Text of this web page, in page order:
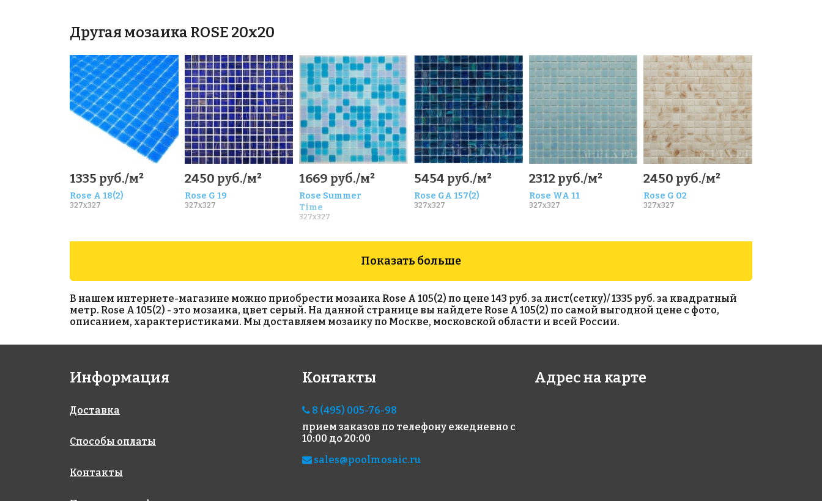
Другая мозаика ROSE 20x20
1335 руб./м²
Rose A 18(2)
327x327
2450 руб./м²
Rose G 19
327x327
1669 руб./м²
Rose Summer
Time
327x327
5454 руб./м²
Rose GA 157(2)
327x327
2312 руб./м²
Rose WA 11
327x327
2450 руб./м²
Rose G 02
327x327
3883 руб./м²
Golden Effect
327x327
2450 руб./м² 5243 руб./м²
Rose CA 48
Показать больше
В нашем интернете-магазине можно приобрести мозаика Rose A 105(2) по цене 143 руб. за лист(сетку)/ 1335 руб. за квадратный
метр. Rose A 105(2) - это мозаика, цвет серый. На данной странице вы найдете Rose A 105(2) по самой выгодной цене с фото,
описанием, характеристиками. Мы доставляем мозаику по Москве, московской области и всей России.
Информация
Доставка
Способы оплаты
Контакты
Контакты
8 (495) 005-76-98
прием заказов по телефону ежедневно с
10:00 до 20:00
sales@poolmosaic.ru
Адрес на карте